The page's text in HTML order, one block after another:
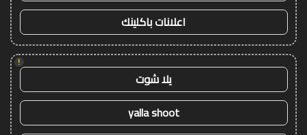
اعلانات باكلينك
!
يلا شوت
yalla shoot